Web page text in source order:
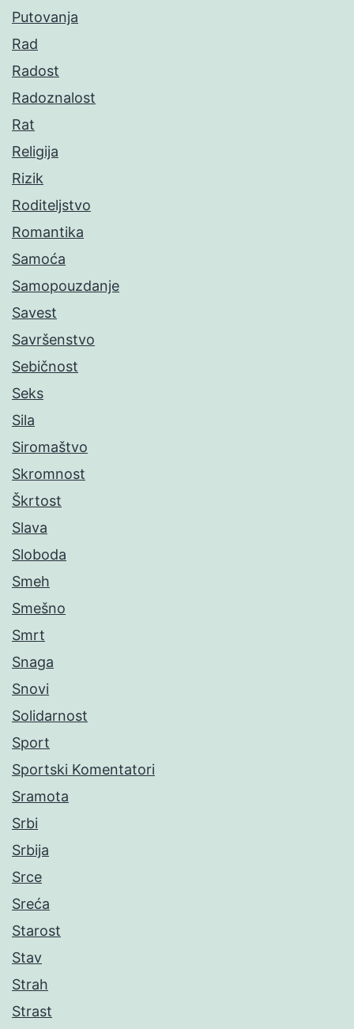
Putovanja
Rad
Radost
Radoznalost
Rat
Religija
Rizik
Roditeljstvo
Romantika
Samoća
Samopouzdanje
Savest
Savršenstvo
Sebičnost
Seks
Sila
Siromaštvo
Skromnost
Škrtost
Slava
Sloboda
Smeh
Smešno
Smrt
Snaga
Snovi
Solidarnost
Sport
Sportski Komentatori
Sramota
Srbi
Srbija
Srce
Sreća
Starost
Stav
Strah
Strast